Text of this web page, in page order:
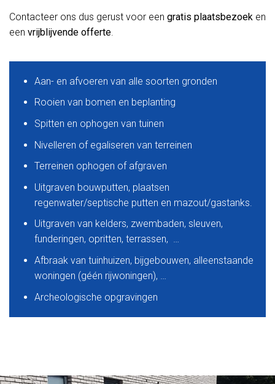
Contacteer ons dus gerust voor een gratis plaatsbezoek en
een vrijblijvende offerte.
Aan- en afvoeren van alle soorten gronden
Rooien van bomen en beplanting
Spitten en ophogen van tuinen
Nivelleren of egaliseren van terreinen
Terreinen ophogen of afgraven
Uitgraven bouwputten, plaatsen
regenwater/septische putten en mazout/gastanks.
Uitgraven van kelders, zwembaden, sleuven,
funderingen, opritten, terrassen, …
Afbraak van tuinhuizen, bijgebouwen, alleenstaande
woningen (géén rijwoningen), …
Archeologische opgravingen